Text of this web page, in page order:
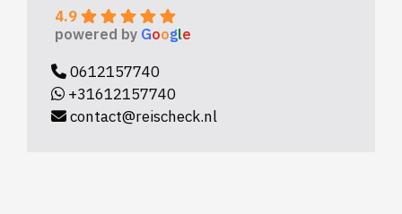
4.9
powered by Google
0612157740
+31612157740
contact@reischeck.nl